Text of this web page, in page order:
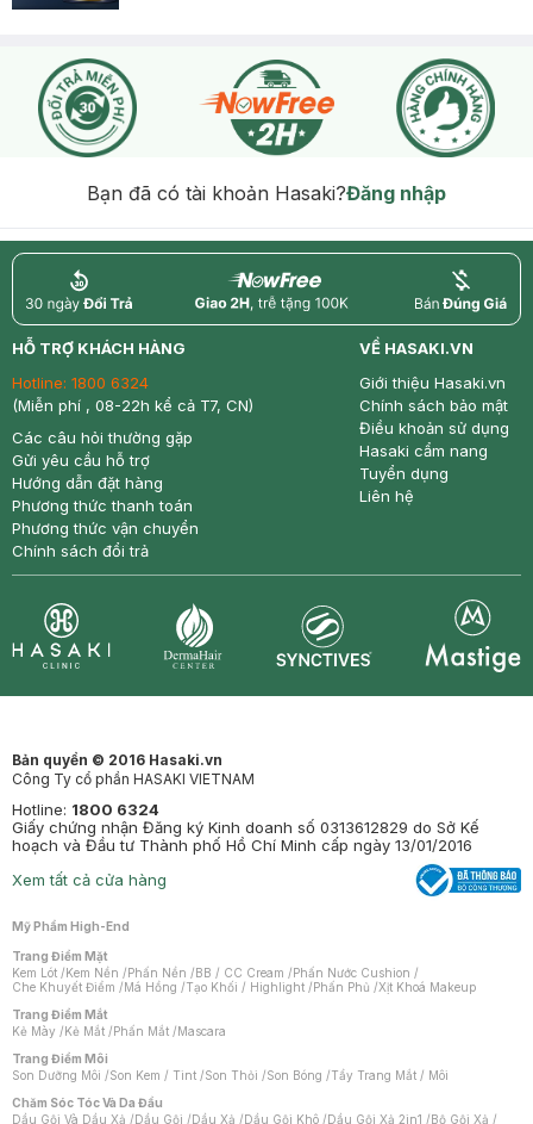
Bạn đã có tài khoản Hasaki?Đăng nhập
return nowfree price
HỖ TRỢ KHÁCH HÀNG
Hotline: 1800 6324
(Miễn phí , 08-22h kể cả T7, CN)
Các câu hỏi thường gặp
Gửi yêu cầu hỗ trợ
Hướng dẫn đặt hàng
Phương thức thanh toán
Phương thức vận chuyển
Chính sách đổi trả
VỀ HASAKI.VN
Giới thiệu Hasaki.vn
Chính sách bảo mật
Điều khoản sử dụng
Hasaki cẩm nang
Tuyển dụng
Liên hệ
Bản quyền © 2016 Hasaki.vn
Công Ty cổ phần HASAKI VIETNAM
Hotline: 1800 6324
Giấy chứng nhận Đăng ký Kinh doanh số 0313612829 do Sở Kế
hoạch và Đầu tư Thành phố Hồ Chí Minh cấp ngày 13/01/2016
Xem tất cả cửa hàng
Mỹ Phẩm High-End
Trang Điểm Mặt
Kem Lót / Kem Nền / Phấn Nền / BB / CC Cream / Phấn Nước Cushion /
Che Khuyết Điểm / Má Hồng /Tạo Khối / Highlight / Phấn Phủ /Xịt Khoá Makeup
Trang Điểm Mắt
Kẻ Mày / Kẻ Mắt / Phấn Mắt / Mascara
Trang Điểm Môi
Son Dưỡng Môi /Son Kem / Tint /Son Thỏi /Son Bóng /Tẩy Trang Mắt / Môi
Chăm Sóc Tóc Và Da Đầu
Dầu Gội Và Dầu Xả / Dầu Gội / Dầu Xả / Dầu Gội Khô / Dầu Gội Xả 2in1 / Bộ Gội Xả /